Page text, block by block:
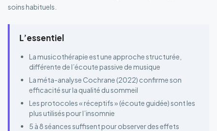
soins habituels.
L’essentiel
La musicothérapie est une approche structurée,
différente de l’écoute passive de musique
La méta-analyse Cochrane (2022) confirme son
efficacité sur la qualité du sommeil
Les protocoles « réceptifs » (écoute guidée) sont les
plus utilisés pour l’insomnie
5 à 8 séances suffisent pour observer des effets